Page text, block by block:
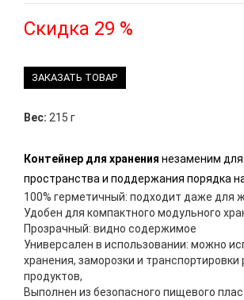
Скидка 29 %
ЗАКАЗАТЬ ТОВАР
Вес: 215 г
Контейнер для хранения незаменим для
пространства и поддержания порядка на
100% герметичный: подходит даже для
Удобен для компактного модульного
Прозрачный: видно содержимое
Универсален в использовании: можно
хранения, заморозки и транспортировки
продуктов,
Выполнен из безопасного пищевого